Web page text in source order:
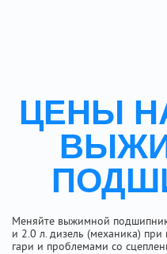
ЦЕНЫ
Меняйте выжимной
и 2.0 л. дизель (механика) при
гари и проблемами со